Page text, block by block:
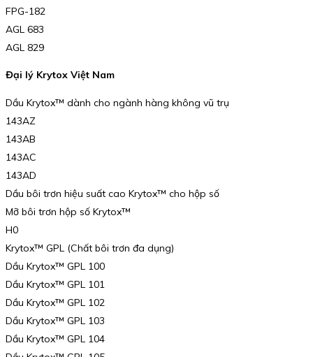
FPG-182
AGL 683
AGL 829
Đại lý Krytox Việt Nam
Dầu Krytox™ dành cho ngành hàng không vũ trụ
143AZ
143AB
143AC
143AD
Dầu bôi trơn hiệu suất cao Krytox™ cho hộp số
Mỡ bôi trơn hộp số Krytox™
H0
Krytox™ GPL (Chất bôi trơn đa dụng)
Dầu Krytox™ GPL 100
Dầu Krytox™ GPL 101
Dầu Krytox™ GPL 102
Dầu Krytox™ GPL 103
Dầu Krytox™ GPL 104